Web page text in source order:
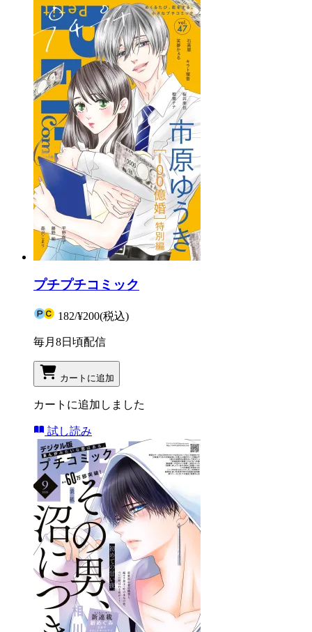
プチプチコミック
182/¥200(税込)
毎月8日頃配信
カートに追加
カートに追加しました
試し読み